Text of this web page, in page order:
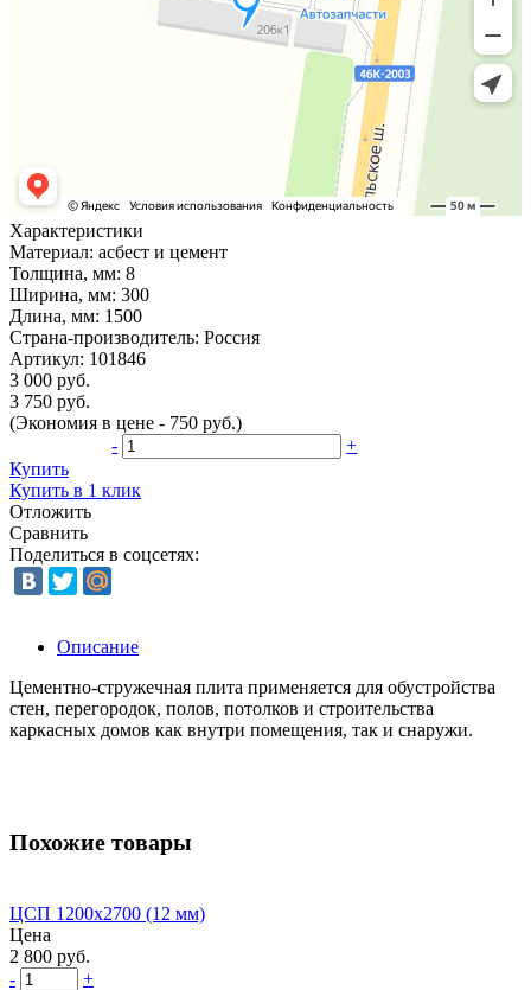
Характеристики
Материал: асбест и цемент
Толщина, мм: 8
Ширина, мм: 300
Длина, мм: 1500
Страна-производитель: Россия
Артикул: 101846
3 000 руб.
3 750 руб.
(Экономия в цене - 750 руб.)
-
+
Купить
Купить в 1 клик
Отложить
Сравнить
Поделиться в соцсетях:
Описание
Цементно-стружечная плита применяется для обустройства
стен, перегородок, полов, потолков и строительства
каркасных домов как внутри помещения, так и снаружи.
Похожие товары
ЦСП 1200х2700 (12 мм)
Цена
2 800 руб.
-
+